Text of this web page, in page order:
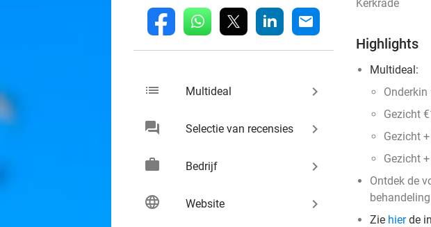
fb whatsapp linkedin mail
list Multideal keyboard_arrow_right
chat Selectie van recensies keyboard_arrow_right
work Bedrijf keyboard_arrow_right
language Website keyboard_arrow_right
Kerkrade
Highlights
Multideal:
Onderkin
Gezicht
Gezicht
Gezicht
Ontdek de
Zie hierde